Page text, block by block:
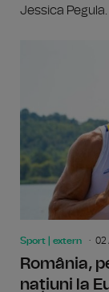
Jessica Pegula.
Sport | extern 02
România,
națiuni la